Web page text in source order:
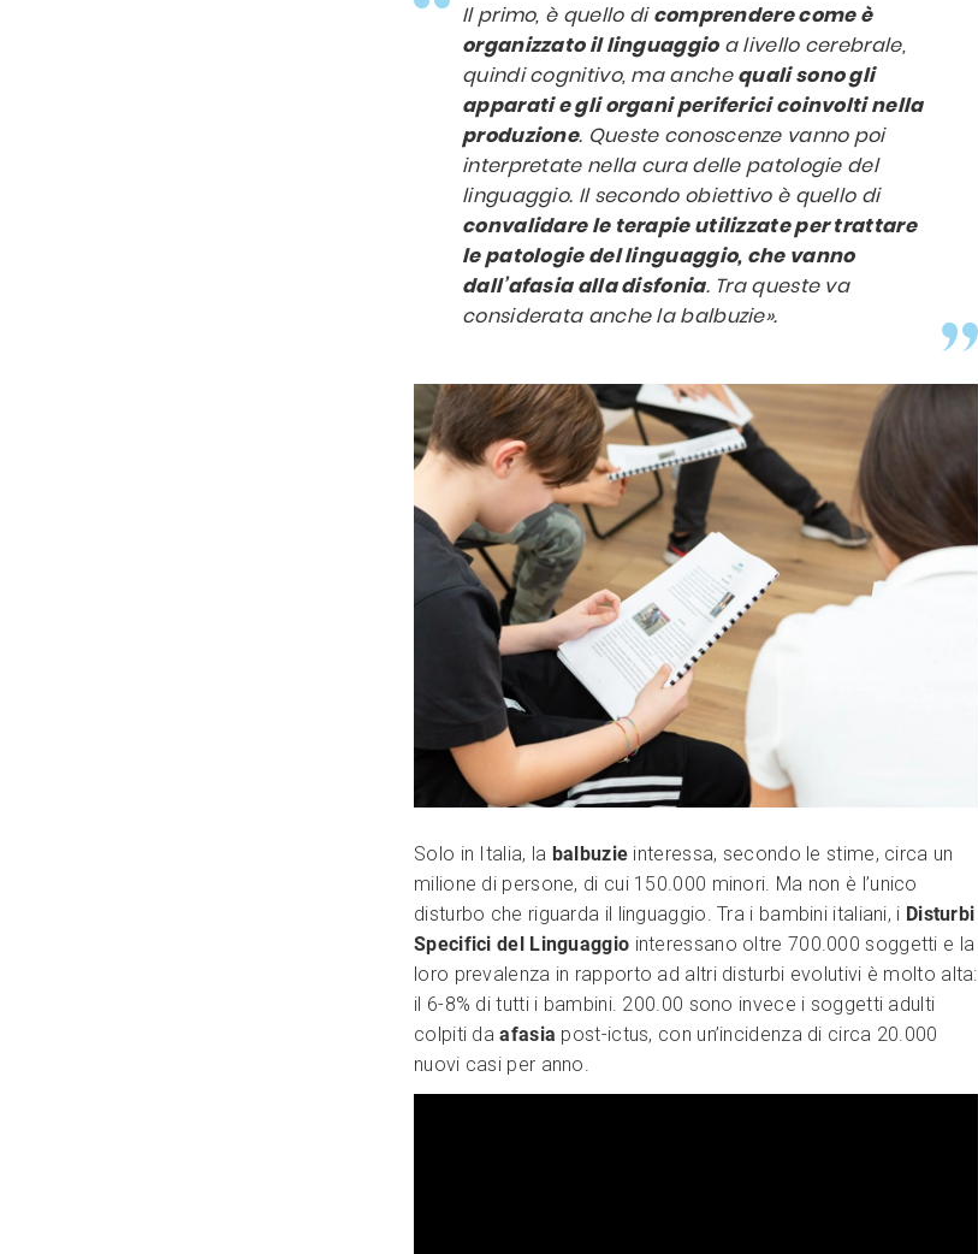
Il primo, è quello dicomprendere come è
organizzato il linguaggioa livello cerebrale,
quindi cognitivo, ma anchequali sono gli
apparati e gli organi periferici coinvolti nella
produzione. Queste conoscenze vanno poi
interpretate nella cura delle patologie del
linguaggio. Il secondo obiettivo è quello di
convalidare le terapie utilizzate per trattare
le patologie del linguaggio, che vanno
dall’afasia alla disfonia. Tra queste va
considerata anche la balbuzie».
Solo in Italia, la balbuzie interessa, secondo le stime, circa un
milione di persone, di cui 150.000 minori. Ma non è l’unico
disturbo che riguarda il linguaggio. Tra i bambini italiani, i Disturbi
Specifici del Linguaggio interessano oltre 700.000 soggetti e la
loro prevalenza in rapporto ad altri disturbi evolutivi è molto alta:
il 6-8% di tutti i bambini. 200.00 sono invece i soggetti adulti
colpiti daafasia post-ictus, con un’incidenza di circa 20.000
nuovi casi per anno.